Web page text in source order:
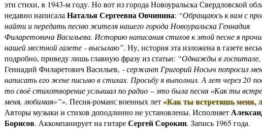
эти стихи, в 1943-м году. Но вот из города Новоуральска Свердловской
недавно написала Наталья Сергеевна Овчинина: “Обращаюсь к вам с
найти и передать песню жителя нашего города Новоуральска Геннадия
Филаретовича Васильева. Историю написания стихов к этой песне я
нашей местной газете - высылаю”. Ну, история эта изложена в газете
подробно, приведу лишь главную фразу из статьи: “Однажды в госпитале,
Геннадий Филаретович Васильев, -сержант Григорий Носыч попросил
написать его жене письмо в стихах. Просьбу я выполнил. А лет через 20
то своё стихотворение услышал по радио – это была песня «Как ты
меня, любимая»”». Песня-романс военных лет«Как ты встретишь меня,
Авторы музыки и стихов доподлинно не установлены. Исполняет
Борисов. Аккомпанирует на гитареСергей Сорокин. Запись 1965 года.